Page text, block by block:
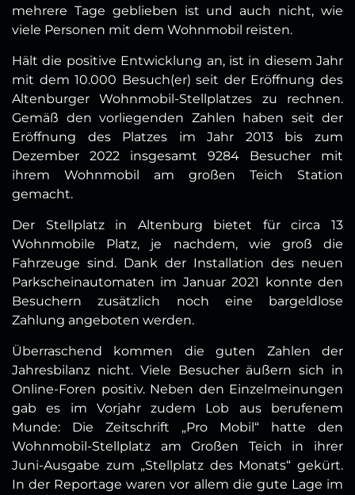
mehrere Tage geblieben ist und auch nicht, wie
viele Personen mit dem Wohnmobil reisten.
Hält die positive Entwicklung an, ist in diesem Jahr
mit dem 10.000 Besuch(er) seit der Eröffnung des
Altenburger Wohnmobil-Stellplatzes zu rechnen.
Gemäß den vorliegenden Zahlen haben seit der
Eröffnung des Platzes im Jahr 2013 bis zum
Dezember 2022 insgesamt 9284 Besucher mit
ihrem Wohnmobil am großen Teich Station
gemacht.
Der Stellplatz in Altenburg bietet für circa 13
Wohnmobile Platz, je nachdem, wie groß die
Fahrzeuge sind. Dank der Installation des neuen
Parkscheinautomaten im Januar 2021 konnte den
Besuchern zusätzlich noch eine bargeldlose
Zahlung angeboten werden.
Überraschend kommen die guten Zahlen der
Jahresbilanz nicht. Viele Besucher äußern sich in
Online-Foren positiv. Neben den Einzelmeinungen
gab es im Vorjahr zudem Lob aus berufenem
Munde: Die Zeitschrift „Pro Mobil“ hatte den
Wohnmobil-Stellplatz am Großen Teich in ihrer
Juni-Ausgabe zum „Stellplatz des Monats“ gekürt.
In der Reportage waren vor allem die gute Lage im